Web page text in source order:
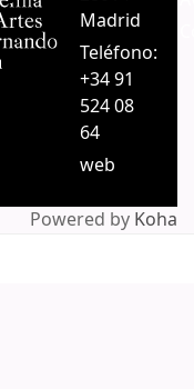
Madrid
Teléfono:
+34 91
524 08
64
web
Powered by Koha